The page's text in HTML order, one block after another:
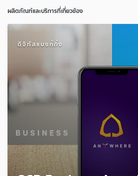
ผลิตภัณฑ์และบริการที่เกี่ยวข้อง
ดิจิทัลแบงก์กิ้ง